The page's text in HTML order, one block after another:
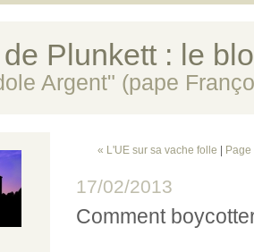
Plunkett : le
Argent" (pape
« L'UE sur sa vache folle
17/02/2013
Comment